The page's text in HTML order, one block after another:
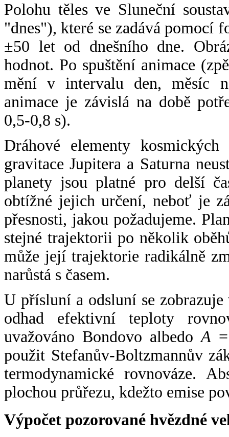
Polohu těles ve Sluneční
"dnes"), které se zadává pomocí
±50 let od dnešního dne.
hodnot. Po spuštění animace
mění v intervalu den, měsíc
animace je závislá na době
0,5-0,8 s).
Dráhové elementy
gravitace Jupitera a Saturna
planety jsou platné pro delší
obtížné jejich určení, neboť je
přesnosti, jakou požadujeme.
stejné trajektorii po několik
může její trajektorie radikálně
narůstá s časem.
U přísluní a odsluní se
odhad efektivní teploty
uvažováno Bondovo albedoA
použit Stefanův-Boltzmannův
termodynamické rovnováze.
plochou průřezu, kdežto emise
Výpočet pozorované hvězdné